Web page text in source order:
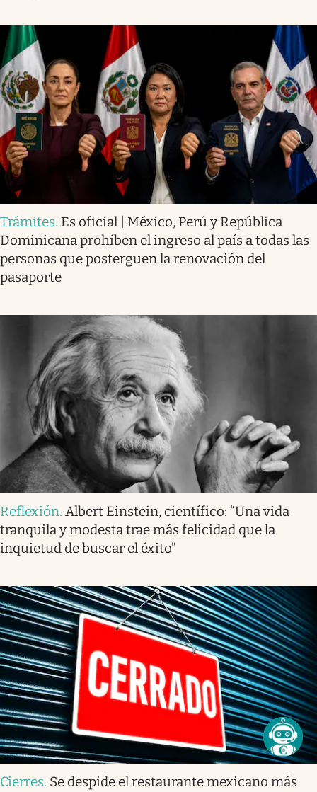
Trámites. Es oficial | México, Perú y República
Dominicana prohíben el ingreso al país a todas las
personas que posterguen la renovación del
pasaporte
Reflexión. Albert Einstein, científico: “Una vida
tranquila y modesta trae más felicidad que la
inquietud de buscar el éxito”
Cierres. Se despide el restaurante mexicano más